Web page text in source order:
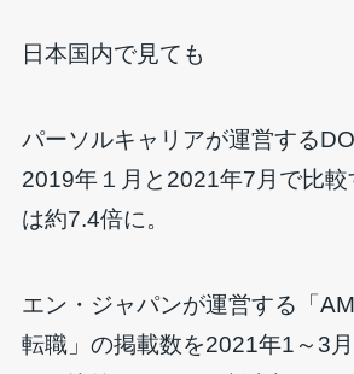
日本国内で見ても
パーソルキャリアが運営する
2019年１月と2021年7月で比較
は約7.4倍に。
エン・ジャパンが運営する「
転職」の掲載数を2021年1～3